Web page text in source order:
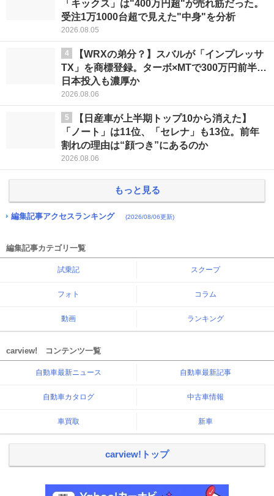
「キックス」は"400万円超"が売れ筋だった。
受注1万1000台超で見えた"中身"を分析
2026.08.05
4
【WRXの弟分？】スバルが「インプレッサ
TX」を商標登録。ターボ×MTで300万円前半…
日本投入も濃厚か
2026.08.06
5
【日産車が上半期トップ10から消えた】
「ノート」は11位、「セレナ」も13位。前年
割れの理由は“顔つき”にあるのか
2026.08.06
もっと見る
編集記事アクセスランキング (2026/08/06更新)
編集記事カテゴリ一覧
試乗記 スクープ
フォト コラム
動画 ランキング
carview! コンテンツ一覧
自動車最新ニュース 自動車最新記事
自動車カタログ 中古車情報
車買取 新車
carview!トップ